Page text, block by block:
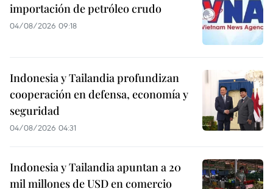
importación de petróleo crudo
04/08/2026 09:18
Indonesia y Tailandia profundizan
cooperación en defensa, economía y
seguridad
04/08/2026 04:31
Indonesia y Tailandia apuntan a 20
mil millones de USD en comercio